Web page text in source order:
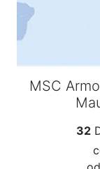
MSC
32